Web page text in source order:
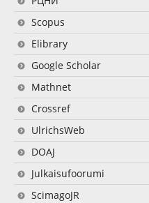
Scopus
Elibrary
Google Scholar
Mathnet
Crossref
UlrichsWeb
DOAJ
Julkaisufoorumi
ScimagoJR